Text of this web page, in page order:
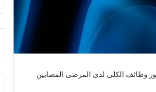
وظائف الكلى لدى المرضى المصابين